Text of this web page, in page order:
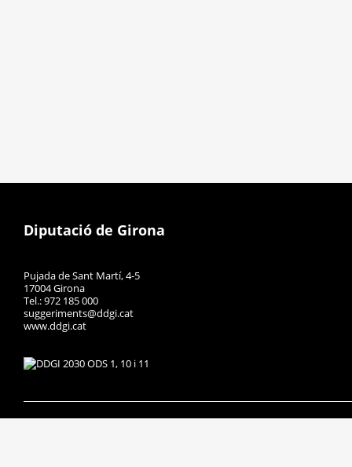
Diputació de Girona
Pujada de Sant Martí, 4-5
17004 Girona
Tel.: 972 185 000
suggeriments@ddgi.cat
www.ddgi.cat